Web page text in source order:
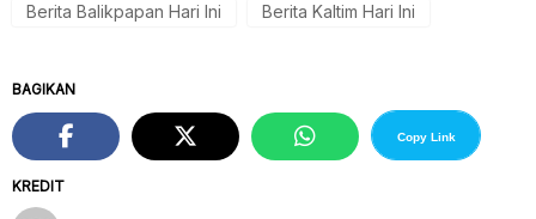
Berita Balikpapan Hari Ini Berita Kaltim Hari Ini
KREDIT
BAGIKAN
Copy Link